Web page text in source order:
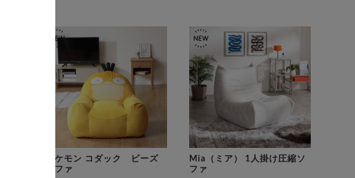
ポケモン コダック ビーズ
ソファ
Mia（ミア） 1人掛け圧縮ソ
ファ